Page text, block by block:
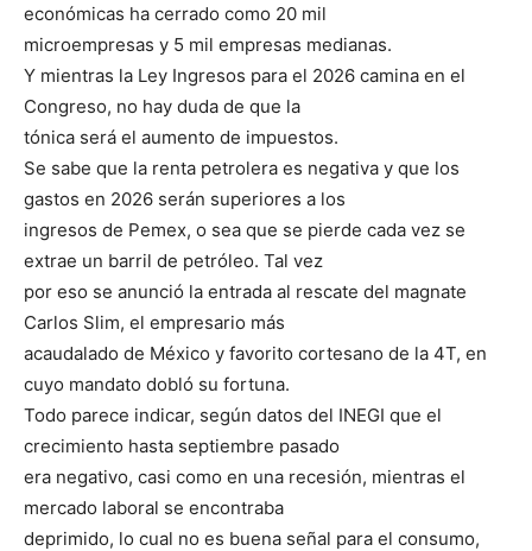
económicas ha cerrado como 20 mil
microempresas y 5 mil empresas medianas.
Y mientras la Ley Ingresos para el 2026 camina en el
Congreso, no hay duda de que la
tónica será el aumento de impuestos.
Se sabe que la renta petrolera es negativa y que los
gastos en 2026 serán superiores a los
ingresos de Pemex, o sea que se pierde cada vez se
extrae un barril de petróleo. Tal vez
por eso se anunció la entrada al rescate del magnate
Carlos Slim, el empresario más
acaudalado de México y favorito cortesano de la 4T, en
cuyo mandato dobló su fortuna.
Todo parece indicar, según datos del INEGI que el
crecimiento hasta septiembre pasado
era negativo, casi como en una recesión, mientras el
mercado laboral se encontraba
deprimido, lo cual no es buena señal para el consumo,